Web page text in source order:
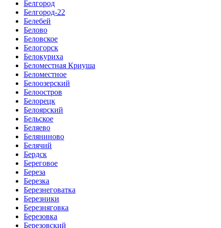
Белгород
Белгород-22
Белебей
Белово
Беловское
Белогорск
Белокуриха
Беломестная Криуша
Беломестное
Белоозерский
Белоостров
Белорецк
Белоярский
Бельское
Беляево
Беляниново
Белячий
Бердск
Береговое
Береза
Березка
Березнеговатка
Березники
Березняговка
Березовка
Березовский